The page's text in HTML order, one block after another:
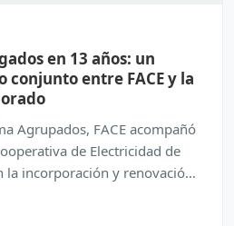
en 13 años: un
entre FACE y la
Agrupados, FACE acompañó
de Electricidad de
la incorporación y renovación